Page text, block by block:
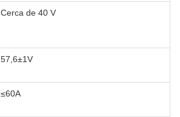
Cerca de 40 V
57,6±1V
≤60A